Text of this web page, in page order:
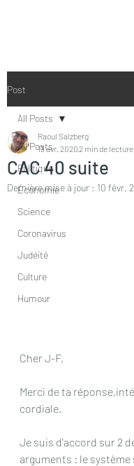
Post
All Posts
Politique
Économie
Science
Coronavirus
Judéité
Culture
Humour
All Posts
CAC 40 suite
Raoul Salzberg
13 avr. 20202 min de lecture
Dernière mise à jour : 10 févr.
Cher J-F,
Merci de ta
cordiale.
Je suis d'accord sur 2
arguments : le